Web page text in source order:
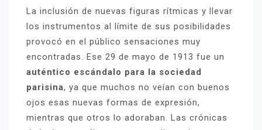
La inclusión de nuevas figuras rítmicas y llevar
los instrumentos al límite de sus posibilidades
provocó en el público sensaciones muy
encontradas. Ese 29 de mayo de 1913 fue un
auténtico escándalo para la sociedad
parisina, ya que muchos no veían con buenos
ojos esas nuevas formas de expresión,
mientras que otros lo adoraban. Las crónicas